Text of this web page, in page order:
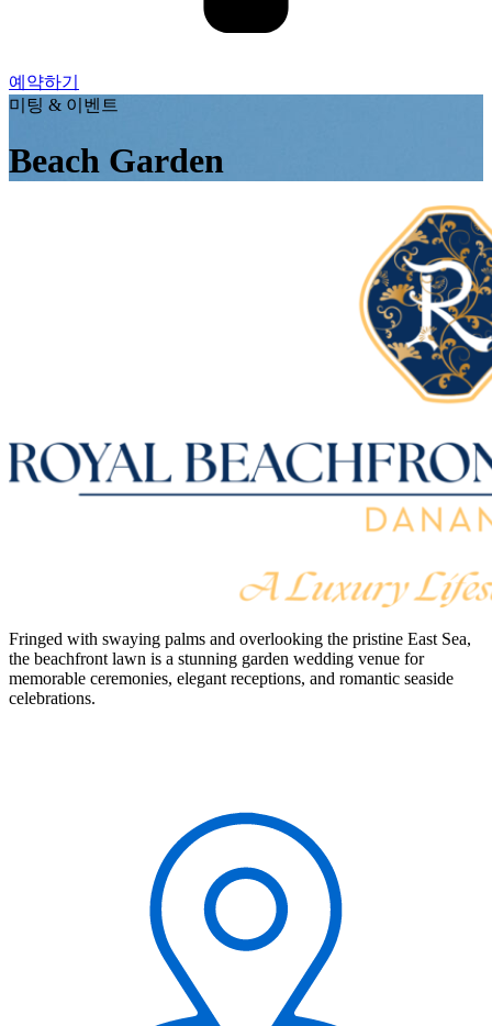
예약하기
미팅 & 이벤트
Beach Garden
Fringed with swaying palms and overlooking the pristine East Sea,
the beachfront lawn is a stunning garden wedding venue for
memorable ceremonies, elegant receptions, and romantic seaside
celebrations.